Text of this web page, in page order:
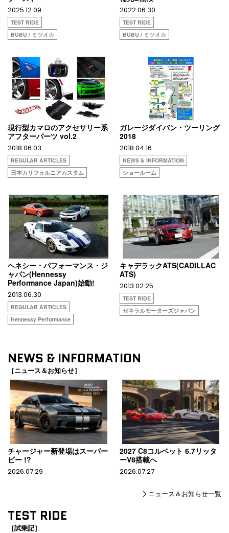
2025.12.09
TEST RIDE
BUBU / ミツオカ
2022.06.30
TEST RIDE
BUBU / ミツオカ
現行型カマロのアクセサリー系
アフターパーツ vol.2
2018.06.03
REGULAR ARTICLES
日本カリフォルニアカスタム
ガレージダイバン・ツーリング
2018
2018.04.16
NEWS & INFORMATION
ショールーム
ヘネシー・パフォーマンス・ジ
ャパン(Hennessy
Performance Japan)始動!
2013.06.30
REGULAR ARTICLES
Hennessy Performance
キャデラックATS(CADILLAC
ATS)
2013.02.25
TEST RIDE
ゼネラルモーターズジャパン
NEWS & INFORMATION
［ニュース＆お知らせ］
チャージャー新登場はスーパー
ビー !?
2026.07.29
2027 C8コルベット 6.7リッタ
ーV8搭載へ
2026.07.27
ニュース＆お知らせ一覧
TEST RIDE
［試乗記］